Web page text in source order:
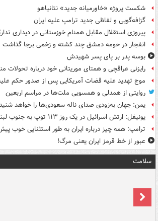
شکست پروژه «خاورمیانه جدید» نتانیاهو
گزافه‌گویی و لفاظی جدید ترامپ علیه ایران
پیروزی استقلال مقابل همنام خوزستانی در دیداری
انفجار در حومه دمشق چند کشته و زخمی برجا گذاشت
بوسه‌ پدر بر پای پسر شهیدش
رایزنی عراقچی و همتای موریتانی خود درباره تحولات
موج تهدید علیه قضات آمریکایی پس از صدور حکم
روایتی از همدلی و همسویی ملت‌ها در مراسم اربعین
یمن: جهان به‌زودی صدای ناله سعودی‌ها را خواهد
یونیفل: ارتش اسرائیل در یک روز ۱۱۳ توپ به جنوب لبنان شلیک کرده است
ترامپ: همه چیز درباره ایران به طور استثنایی خوب
عبور از خط قرمز ایران یعنی مرگ!
سلامت